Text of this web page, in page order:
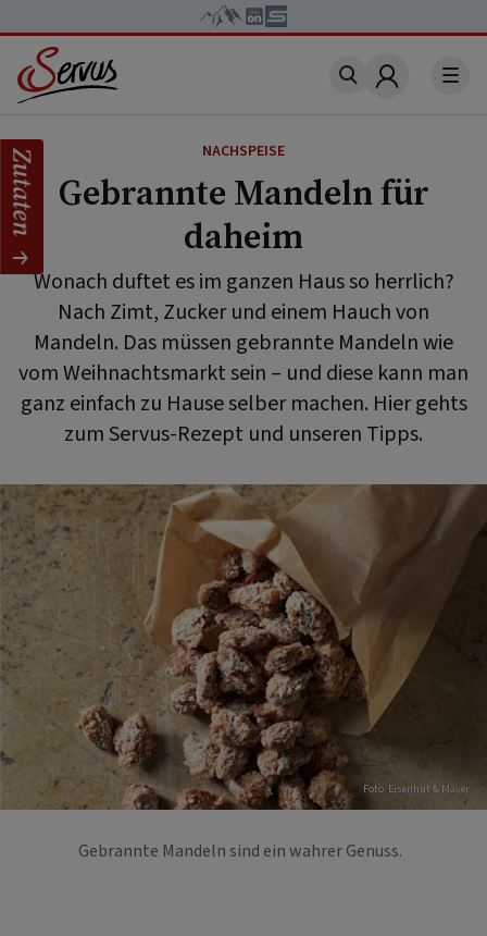
Account
NACHSPEISE
Gebrannte Mandeln für
daheim
Wonach duftet es im ganzen Haus so herrlich?
Nach Zimt, Zucker und einem Hauch von
Mandeln. Das müssen gebrannte Mandeln wie
vom Weihnachtsmarkt sein – und diese kann man
ganz einfach zu Hause selber machen. Hier gehts
zum Servus-Rezept und unseren Tipps.
Foto: Eisenhut & Mayer
Gebrannte Mandeln sind ein wahrer Genuss.
Zutaten